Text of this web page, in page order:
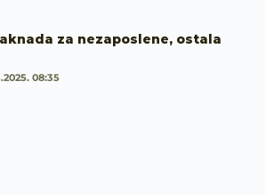
za nezaposlene, ostala
08:35